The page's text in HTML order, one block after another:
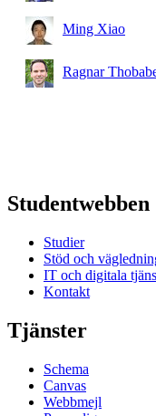
Ming Xiao
Ragnar
Studentwebben
Studier
Stöd och
IT och digitala
Kontakt
Tjänster
Schema
Canvas
Webbmejl